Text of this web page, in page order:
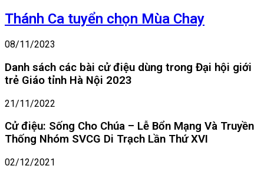
Thánh Ca tuyển chọn Mùa Chay
08/11/2023
Danh sách các bài cử điệu dùng trong Đại hội giới
trẻ Giáo tỉnh Hà Nội 2023
21/11/2022
Cử điệu: Sống Cho Chúa – Lễ Bổn Mạng Và Truyền
Thống Nhóm SVCG Di Trạch Lần Thứ XVI
02/12/2021